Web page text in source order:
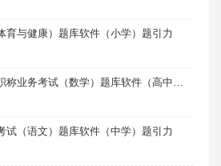
育与健康）题库软件（小学）题引力
试（语文）题库软件（中学）题引力